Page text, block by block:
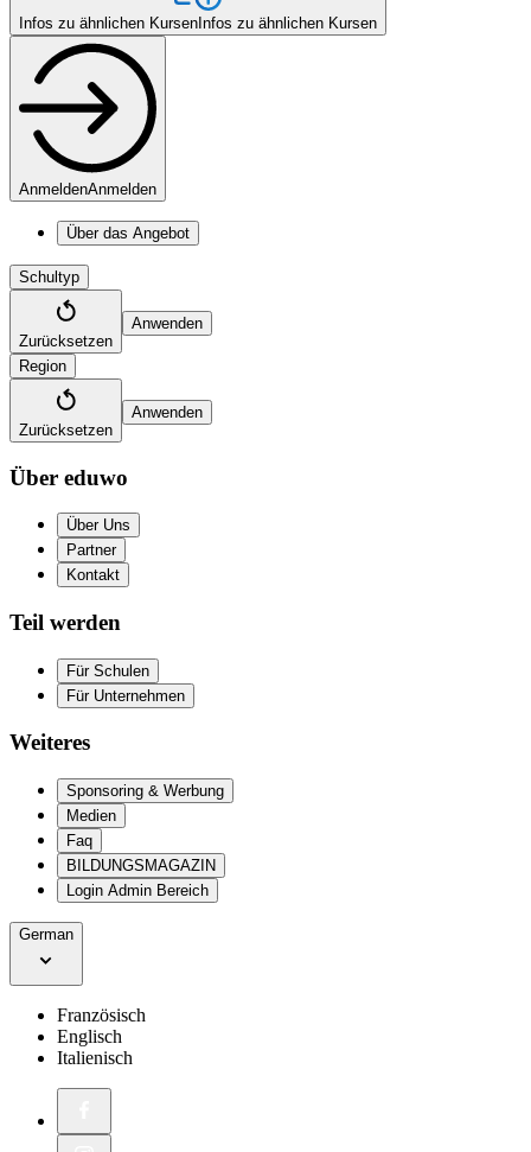
Infos zu ähnlichen Kursen Infos zu ähnlichen Kursen
AnmeldenAnmelden
Über das Angebot
Schultyp
Zurücksetzen
Anwenden
Region
Zurücksetzen
Anwenden
Über eduwo
Über Uns
Partner
Kontakt
Teil werden
Für Schulen
Für Unternehmen
Weiteres
Sponsoring & Werbung
Medien
Faq
BILDUNGSMAGAZIN
Login Admin Bereich
German
Französisch
Englisch
Italienisch